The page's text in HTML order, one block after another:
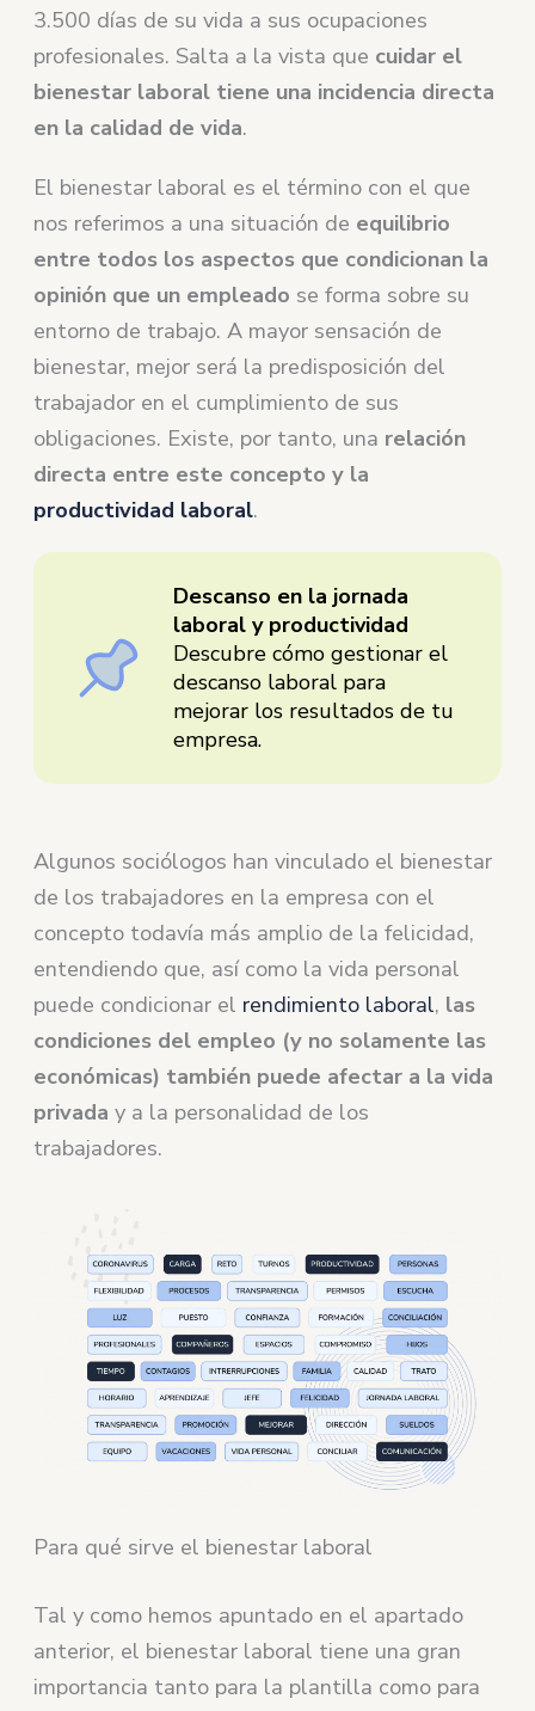
3.500 días de su vida a sus ocupaciones
profesionales. Salta a la vista que cuidar el
bienestar laboral tiene una incidencia directa
en la calidad de vida.
El bienestar laboral es el término con el que
nos referimos a una situación de equilibrio
entre todos los aspectos que condicionan la
opinión que un empleado se forma sobre su
entorno de trabajo. A mayor sensación de
bienestar, mejor será la predisposición del
trabajador en el cumplimiento de sus
obligaciones. Existe, por tanto, una relación
directa entre este concepto y la
productividad laboral.
Descanso en la jornada
laboral y productividad
Descubre cómo gestionar el
descanso laboral para
mejorar los resultados de tu
empresa.
Algunos sociólogos han vinculado el bienestar
de los trabajadores en la empresa con el
concepto todavía más amplio de la felicidad,
entendiendo que, así como la vida personal
puede condicionar el rendimiento laboral, las
condiciones del empleo (y no solamente las
económicas) también puede afectar a la vida
privada y a la personalidad de los
trabajadores.
Para qué sirve el bienestar laboral
Tal y como hemos apuntado en el apartado
anterior, el bienestar laboral tiene una gran
importancia tanto para la plantilla como para